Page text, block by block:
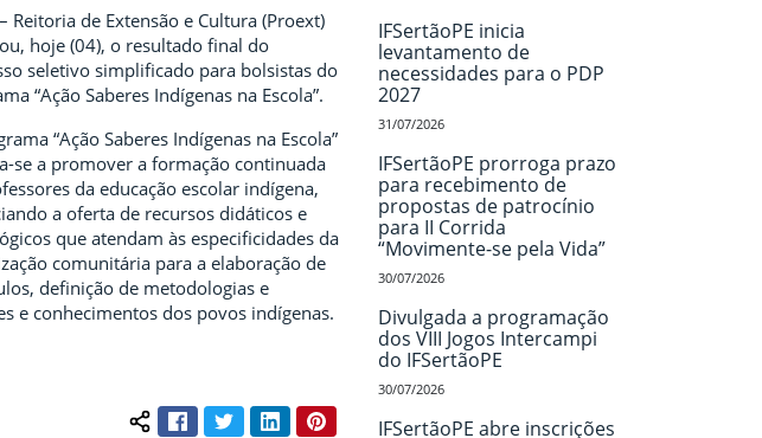
Reitoria de Extensão e Cultura (Proext)
hoje (04), o resultado final do
seletivo simplificado para bolsistas do
“Ação Saberes Indígenas na Escola”.
“Ação Saberes Indígenas na Escola”
se a promover a formação continuada
da educação escolar indígena,
a oferta de recursos didáticos e
que atendam às especificidades da
comunitária para a elaboração de
definição de metodologias e
e conhecimentos dos povos indígenas.
Compartilhar conteúdo:
FacebookTwitterLinkedInPinterest
IFSertãoPE inicia
levantamento de
necessidades para o PDP
2027
31/07/2026
IFSertãoPE prorroga prazo
para recebimento de
propostas de patrocínio
para II Corrida
“Movimente-se pela Vida”
30/07/2026
Divulgada a programação
dos VIII Jogos Intercampi
do IFSertãoPE
30/07/2026
IFSertãoPE abre inscrições